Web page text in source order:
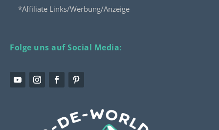
*Affiliate Links/Werbung/Anzeige
Folge uns auf Social Media: